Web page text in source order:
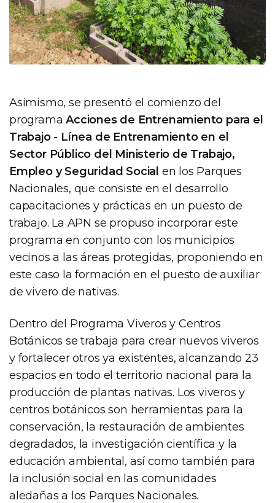
Asimismo, se presentó el comienzo del
programaAcciones de Entrenamiento para el
Trabajo - Línea de Entrenamiento en el
Sector Público del Ministerio de Trabajo,
Empleo y Seguridad Social en los Parques
Nacionales, que consiste en el desarrollo
capacitaciones y prácticas en un puesto de
trabajo. La APN se propuso incorporar este
programa en conjunto con los municipios
vecinos a las áreas protegidas, proponiendo en
este caso la formación en el puesto de auxiliar
de vivero de nativas.
Dentro del Programa Viveros y Centros
Botánicos se trabaja para crear nuevos viveros
y fortalecer otros ya existentes, alcanzando 23
espacios en todo el territorio nacional para la
producción de plantas nativas. Los viveros y
centros botánicos son herramientas para la
conservación, la restauración de ambientes
degradados, la investigación científica y la
educación ambiental, así como también para
la inclusión social en las comunidades
aledañas a los Parques Nacionales.